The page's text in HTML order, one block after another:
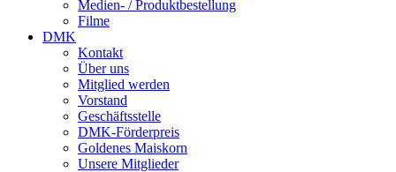
Medien- / Produktbestellung
Filme
DMK
Kontakt
Über uns
Mitglied werden
Vorstand
Geschäftsstelle
DMK-Förderpreis
Goldenes Maiskorn
Unsere Mitglieder